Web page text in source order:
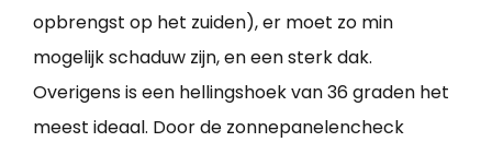
opbrengst op het zuiden), er moet zo min
mogelijk schaduw zijn, en een sterk dak.
Overigens is een hellingshoek van 36 graden het
meest ideaal. Door de zonnepanelencheck